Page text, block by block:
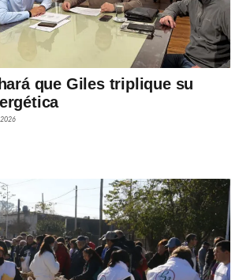
que Giles triplique su
2026